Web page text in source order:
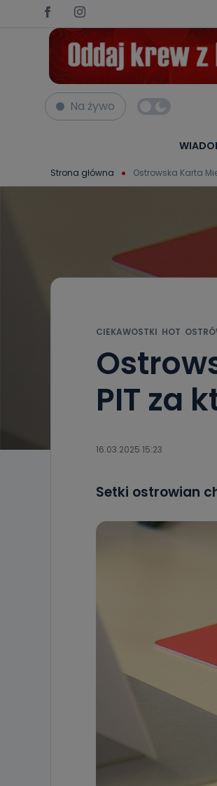
Na żywo
Strona główna Ostrowska Karta
CIEKAWOSTKI HOT
PIT za
16.03.2025 15:23
Setki ostrowian